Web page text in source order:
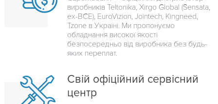
виробників Teltonika, Xirgo Global (Sensata,
ex-BCE), EuroVizion, Jointech, Kingneed,
Tzone в Україні. Ми пропонуємо
обладнання високої якості
безпосередньо від виробника без будь-
яких переплат.
Свій офіційний сервісний
центр